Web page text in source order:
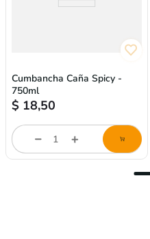
Cumbancha Caña Spicy -
750ml
$ 18,50
store/product-
list.quantityStepper.label